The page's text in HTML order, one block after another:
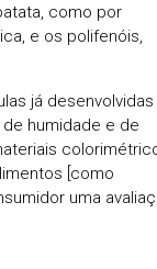
como por
e os polifenóis,
já desenvolvidas
humidade e de
[como
uma